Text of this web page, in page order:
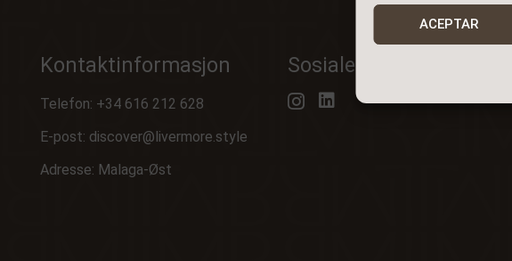
ACEPTAR
Kontaktinformasjon
Telefon: +34 616 212 628
E-post: discover@livermore.style
Adresse: Malaga-Øst
Sosiale medier